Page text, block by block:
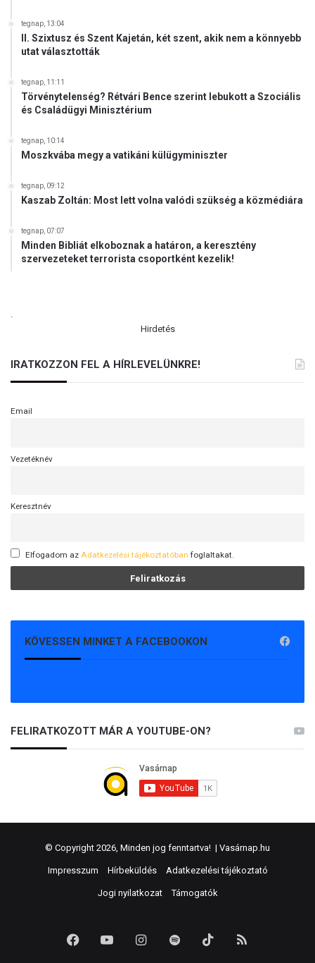
tegnap, 13:04
II. Szixtusz és Szent Kajetán, két szent, akik nem a könnyebb
utat választották
tegnap, 11:11
Törvénytelenség? Rétvári Bence szerint lebukott a Szociális
és Családügyi Minisztérium
tegnap, 10:14
Moszkvába megy a vatikáni külügyminiszter
tegnap, 09:12
Kaszab Zoltán: Most lett volna valódi szükség a közmédiára
tegnap, 07:07
Minden Bibliát elkoboznak a határon, a keresztény
szervezeteket terrorista csoportként kezelik!
.
Hirdetés
IRATKOZZON FEL A HÍRLEVELÜNKRE!
Email
Vezetéknév
Keresztnév
Elfogadom az Adatkezelési tájékoztatóban foglaltakat.
KÖVESSEN MINKET A FACEBOOKON
FELIRATKOZOTT MÁR A YOUTUBE-ON?
© Copyright 2026, Minden jog fenntartva! | Vasárnap.hu
Impresszum Hírbeküldés Adatkezelési tájékoztató
Jogi nyilatkozat Támogatók
FacebookYouTubeInstagram
Spotify TikTok